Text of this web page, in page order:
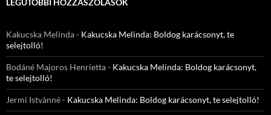
LEGUTÓBBI HOZZÁSZÓLÁSOK
Kakucska Melinda- Kakucska Melinda: Boldog karácsonyt, te
selejtolló!
Bodáné Majoros Henrietta- Kakucska Melinda: Boldog karácsonyt,
te selejtolló!
Jermi Istvànné- Kakucska Melinda: Boldog karácsonyt, te selejtolló!